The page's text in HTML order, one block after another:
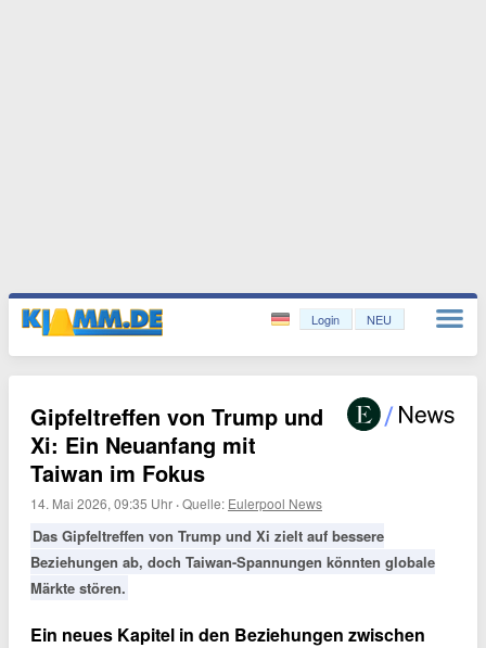
Login NEU
Gipfeltreffen von Trump und
Xi: Ein Neuanfang mit
Taiwan im Fokus
14. Mai 2026, 09:35 Uhr ·Quelle: Eulerpool News
Das Gipfeltreffen von Trump und Xi zielt auf bessere
Beziehungen ab, doch Taiwan-Spannungen könnten globale
Märkte stören.
Ein neues Kapitel in den Beziehungen zwischen